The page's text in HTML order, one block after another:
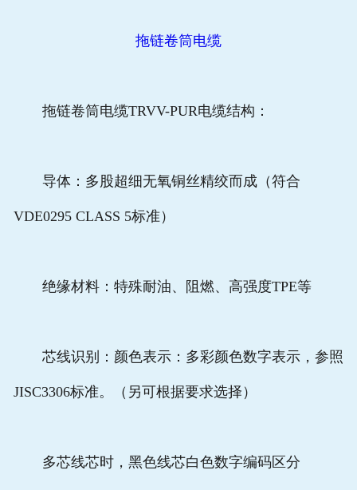
拖链卷筒电缆
拖链卷筒电缆TRVV-PUR电缆结构：
导体：多股超细无氧铜丝精绞而成（符合
VDE0295 CLASS 5标准）
绝缘材料：特殊耐油、阻燃、高强度TPE等
芯线识别：颜色表示：多彩颜色数字表示，参照
JISC3306标准。（另可根据要求选择）
多芯线芯时，黑色线芯白色数字编码区分